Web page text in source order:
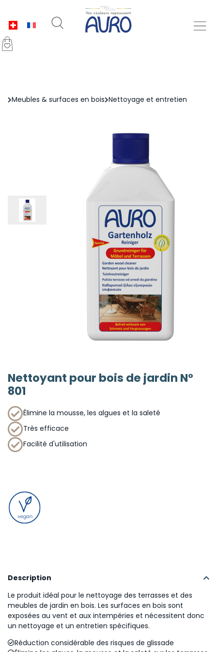
Meubles & surfaces en bois Nettoyage et entretien
Nettoyant pour bois de jardin N°
801
Élimine la mousse, les algues et la saleté
Très efficace
Facilité d'utilisation
Description
Le produit idéal pour le nettoyage des terrasses et des
meubles de jardin en bois. Les surfaces en bois sont
exposées au vent et aux intempéries et nécessitent donc
un nettoyage et un entretien spécifiques.
Réduction considérable des risques de glissade